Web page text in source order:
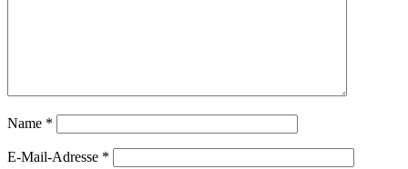
Name *
E-Mail-Adresse *